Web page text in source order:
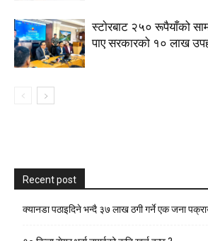
स्टाेरबाट २५० रूपैयाँको
पाए सरकारको १० लाख
Recent post
क्यानडा पठाइदिने भन्दै ३७ लाख ठगी गर्ने एक जना